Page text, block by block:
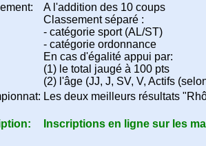
A l'addition des 10 coups
Classement séparé :
- catégorie sport (AL/ST)
- catégorie ordonnance
En cas d'égalité appui par:
(1) le total jaugé à 100 pts
(2) l'âge (JJ, J, SV, V, Actifs
Les deux meilleurs résultats
Inscriptions en ligne sur les